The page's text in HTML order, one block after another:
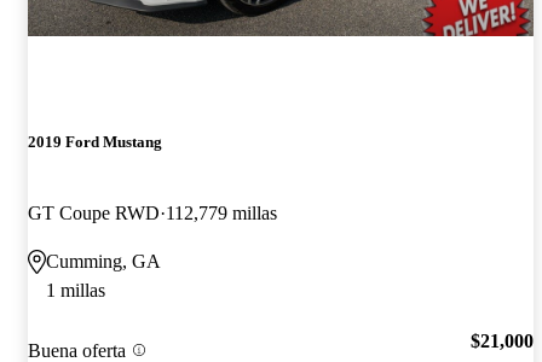
2019 Ford Mustang
GT Coupe RWD 112,779 millas
Cumming, GA
1 millas
Buena oferta $21,000